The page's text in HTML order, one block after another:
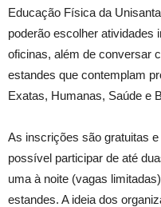
Educação Física da
poderão escolher atividades
oficinas, além de conversar
estandes que contemplam
Exatas, Humanas, Saúde e
As inscrições são gratuitas
possível participar de até
uma à noite (vagas
estandes. A ideia dos